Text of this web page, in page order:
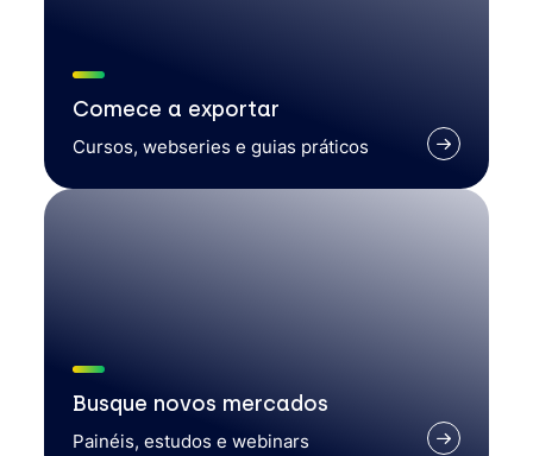
Comece a exportar
Cursos, webseries e guias práticos
Busque novos mercados
Painéis, estudos e webinars